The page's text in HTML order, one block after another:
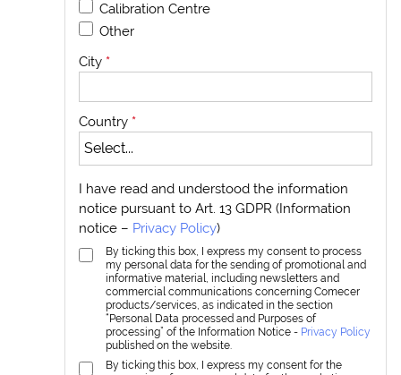
Calibration Centre
Other
City *
Country *
I have read and understood the information
notice pursuant to Art. 13 GDPR (Information
notice – Privacy Policy)
By ticking this box, I express my consent to process
my personal data for the sending of promotional and
informative material, including newsletters and
commercial communications concerning Comecer
products/services, as indicated in the section
“Personal Data processed and Purposes of
processing” of the Information Notice - Privacy Policy
published on the website.
By ticking this box, I express my consent for the